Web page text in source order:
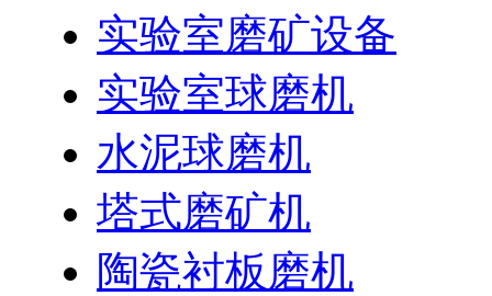
实验室磨矿设备
实验室球磨机
水泥球磨机
塔式磨矿机
陶瓷衬板磨机